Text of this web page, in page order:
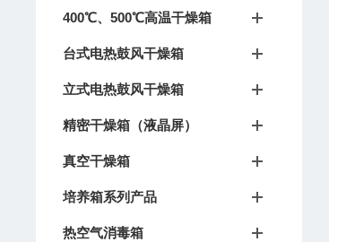
400℃、500℃高温干燥箱
台式电热鼓风干燥箱
立式电热鼓风干燥箱
精密干燥箱（液晶屏）
真空干燥箱
培养箱系列产品
热空气消毒箱